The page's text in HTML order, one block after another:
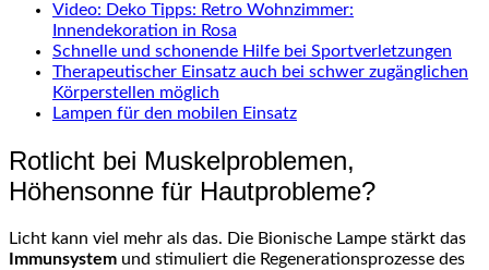
Video: Deko Tipps: Retro Wohnzimmer:
Innendekoration in Rosa
Schnelle und schonende Hilfe bei Sportverletzungen
Therapeutischer Einsatz auch bei schwer zugänglichen
Körperstellen möglich
Lampen für den mobilen Einsatz
Rotlicht bei Muskelproblemen,
Höhensonne für Hautprobleme?
Licht kann viel mehr als das. Die Bionische Lampe stärkt das
Immunsystem und stimuliert die Regenerationsprozesse des